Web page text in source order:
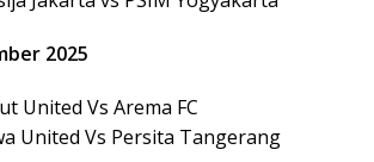
2025
United Vs Arema FC
United Vs Persita Tangerang